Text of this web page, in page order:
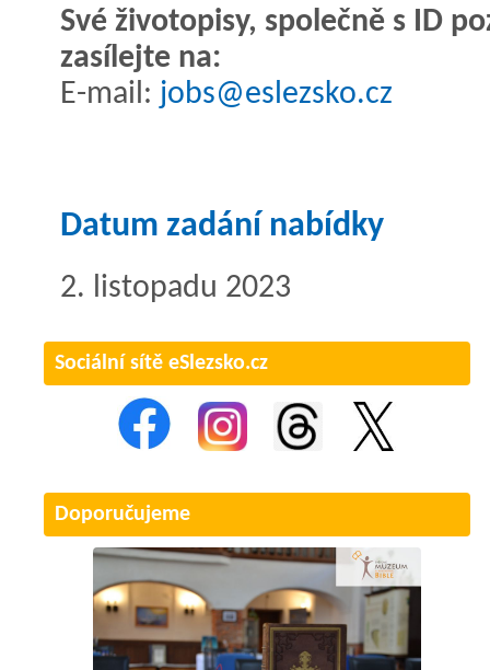
Své životopisy, společně s ID
zasílejte na:
E-mail: jobs@eslezsko.cz
Datum zadání nabídky
2. listopadu 2023
Sociální sítě eSlezsko.cz
Doporučujeme